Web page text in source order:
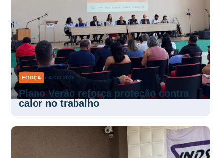
FORÇA 7 AGO 2026
Plano Verão reforça proteção contra
calor no trabalho